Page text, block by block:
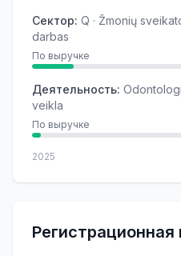
Сектор: Q · Žmonių
darbas
По выручке
Деятельность:
veikla
По выручке
2025